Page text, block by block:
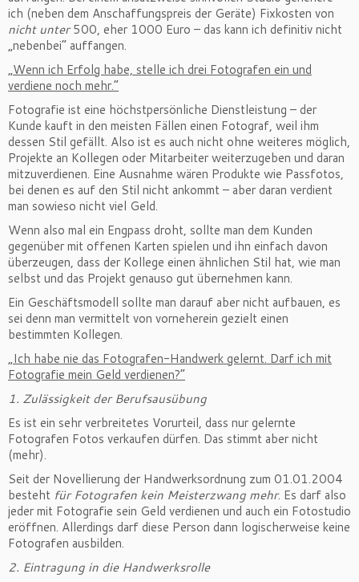
ich (neben dem Anschaffungspreis der Geräte) Fixkosten von
nicht unter500, eher 1000 Euro – das kann ich definitiv nicht
„nebenbei“ auffangen.
„Wenn ich Erfolg habe, stelle ich drei Fotografen ein und
verdiene noch mehr.“
Fotografie ist eine höchstpersönliche Dienstleistung – der
Kunde kauft in den meisten Fällen einen Fotograf, weil ihm
dessen Stil gefällt. Also ist es auch nicht ohne weiteres möglich,
Projekte an Kollegen oder Mitarbeiter weiterzugeben und daran
mitzuverdienen. Eine Ausnahme wären Produkte wie Passfotos,
bei denen es auf den Stil nicht ankommt – aber daran verdient
man sowieso nicht viel Geld.
Wenn also mal ein Engpass droht, sollte man dem Kunden
gegenüber mit offenen Karten spielen und ihn einfach davon
überzeugen, dass der Kollege einen ähnlichen Stil hat, wie man
selbst und das Projekt genauso gut übernehmen kann.
Ein Geschäftsmodell sollte man darauf aber nicht aufbauen, es
sei denn man vermittelt von vorneherein gezielt einen
bestimmten Kollegen.
„Ich habe nie das Fotografen-Handwerk gelernt. Darf ich mit
Fotografie mein Geld verdienen?“
1. Zulässigkeit der Berufsausübung
Es ist ein sehr verbreitetes Vorurteil, dass nur gelernte
Fotografen Fotos verkaufen dürfen. Das stimmt aber nicht
(mehr).
Seit der Novellierung der Handwerksordnung zum 01.01.2004
besteht für Fotografen kein Meisterzwang mehr. Es darf also
jeder mit Fotografie sein Geld verdienen und auch ein Fotostudio
eröffnen. Allerdings darf diese Person dann logischerweise keine
Fotografen ausbilden.
2. Eintragung in die Handwerksrolle